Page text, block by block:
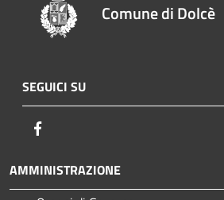
Comune di Dolcè
SEGUICI SU
AMMINISTRAZIONE